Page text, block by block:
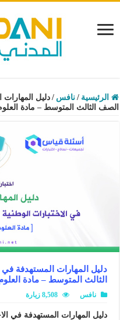
الرئيسية / نافس / دليل
الصف الثالث المتوسط – مادة
دليل المهارات المستهدفة
الثالث المتوسط – مادة
نافس 8,508 زيارة
دليل المهارات المستهدفة في